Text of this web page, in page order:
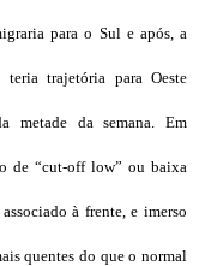
para o Sul e após, a
teria trajetória para Oeste
metade da semana. Em
de “cut-off low” ou baixa
à frente, e imerso
quentes do que o normal